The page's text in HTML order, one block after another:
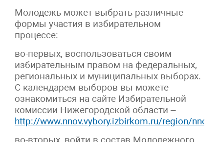
Молодежь может выбрать различные
формы участия в избирательном
процессе:
во-первых, воспользоваться своим
избирательным правом на федеральных,
региональных и муниципальных выборах.
С календарем выборов вы можете
ознакомиться на сайте Избирательной
комиссии Нижегородской области –
http://www.nnov.vybory.izbirkom.ru/region/nnov
во-вторых, войти в состав Молодежного